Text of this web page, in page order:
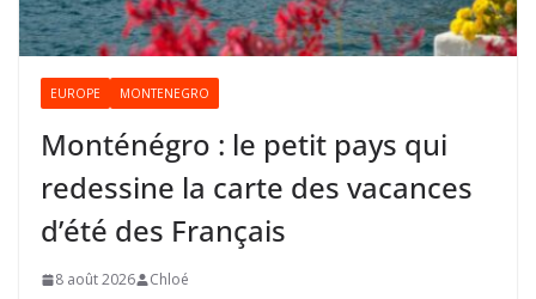
EUROPE MONTENEGRO
Monténégro : le petit pays qui
redessine la carte des vacances
d’été des Français
8 août 2026 Chloé